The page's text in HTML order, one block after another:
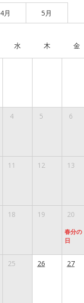
4月 5月
水 木 金
4 5 6
11 12 13
18 19 20
春分の
日
25 26 27